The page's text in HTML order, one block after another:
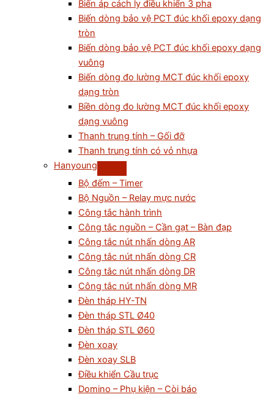
Biến áp cách ly điều khiển 3 pha
Biến dòng bảo vệ PCT đúc khối epoxy dạng
tròn
Biến dòng bảo vệ PCT đúc khối epoxy dạng
vuông
Biến dòng đo lường MCT đúc khối epoxy
dạng tròn
Biền dòng đo lường MCT đúc khối epoxy
dạng vuông
Thanh trung tính – Gối đỡ
Thanh trung tính có vỏ nhựa
Hanyoung
Bộ đếm – Timer
Bộ Nguồn – Relay mực nước
Công tắc hành trình
Công tắc nguồn – Cần gạt – Bàn đạp
Công tắc nút nhấn dòng AR
Công tắc nút nhấn dòng CR
Công tắc nút nhấn dòng DR
Công tắc nút nhấn dòng MR
Đèn tháp HY-TN
Đèn tháp STL Ø40
Đèn tháp STL Ø60
Đèn xoay
Đèn xoay SLB
Điều khiển Cầu trục
Domino – Phụ kiện – Còi báo